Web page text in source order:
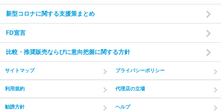
未来のライフプランを作成
新型コロナに関する支援策まとめ
FD宣言
比較・推奨販売ならびに意向把握に関する方針
サイトマップ プライバシーポリシー
利用規約 代理店の立場
勧誘方針 ヘルプ